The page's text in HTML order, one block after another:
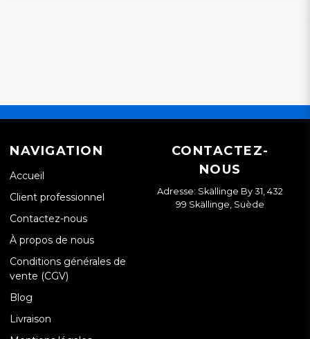
NAVIGATION
Accueil
Client professionnel
Contactez-nous
À propos de nous
Conditions générales de
vente (CGV)
Blog
Livraison
CONTACTEZ-
NOUS
Adresse: Skällinge By 31, 432
99 Skällinge, Suède